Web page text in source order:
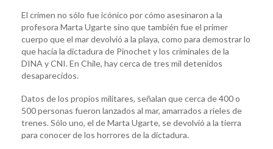
El crimen no sólo fue icónico por cómo asesinaron a la
profesora Marta Ugarte sino que también fue el primer
cuerpo que el mar devolvió a la playa, como para demostrar lo
que hacía la dictadura de Pinochet y los criminales de la
DINA y CNI. En Chile, hay cerca de tres mil detenidos
desaparecidos.
Datos de los propios militares, señalan que cerca de 400 o
500 personas fueron lanzados al mar, amarrados a rieles de
trenes. Sólo uno, el de Marta Ugarte, se devolvió a la tierra
para conocer de los horrores de la dictadura.